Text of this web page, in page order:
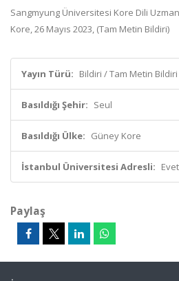
Sangmyung Üniversitesi Kore Dili
Kore, 26 Mayıs 2023, (Tam Metin Bildiri)
Yayın Türü: Bildiri / Tam Metin Bildiri
Basıldığı Şehir: Seul
Basıldığı Ülke: Güney Kore
İstanbul Üniversitesi Adresli: Evet
Paylaş